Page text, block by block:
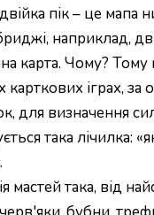
пік – це мапа
наприклад,
карта. Чому?
іграх, за
для визначення
така лічилка:
мастей така, від